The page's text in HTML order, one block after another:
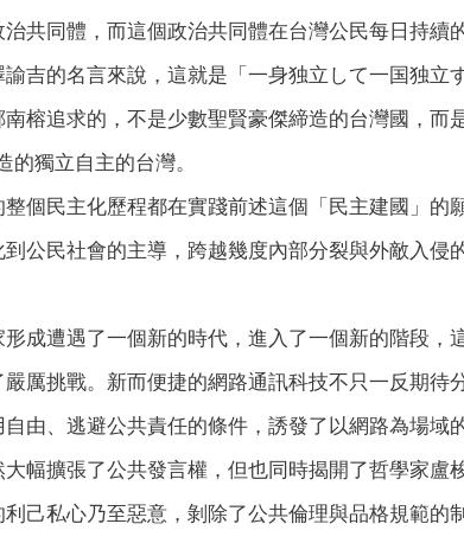
共同體，而這個政治共同體在台灣公民每日持續
吉的名言來說，這就是「一身独立して一国独立
榕追求的，不是少數聖賢豪傑締造的台灣國，而
獨立自主的台灣。
個民主化歷程都在實踐前述這個「民主建國」的
公民社會的主導，跨越幾度內部分裂與外敵入侵
成遭遇了一個新的時代，進入了一個新的階段，
厲挑戰。新而便捷的網路通訊科技不只一反期待
由、逃避公共責任的條件，誘發了以網路為場域
幅擴張了公共發言權，但也同時揭開了哲學家盧
己私心乃至惡意，剝除了公共倫理與品格規範的